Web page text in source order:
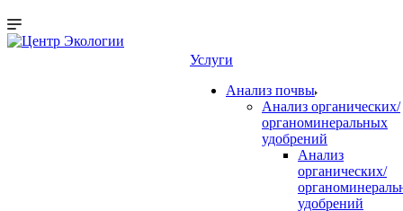
Услуги
Анализ почвы
Анализ органических/
органоминеральных
удобрений
Анализ
органических/
удобрений